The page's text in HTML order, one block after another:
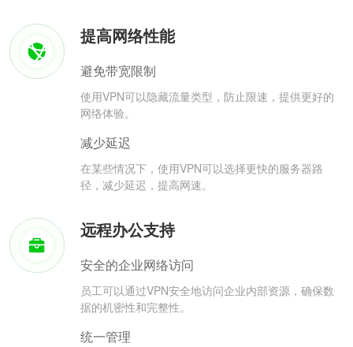
提高网络性能
避免带宽限制
使用VPN可以隐藏流量类型，防止限速，提供更好的
网络体验。
减少延迟
在某些情况下，使用VPN可以选择更快的服务器路
径，减少延迟，提高网速。
远程办公支持
安全的企业网络访问
员工可以通过VPN安全地访问企业内部资源，确保数
据的机密性和完整性。
统一管理